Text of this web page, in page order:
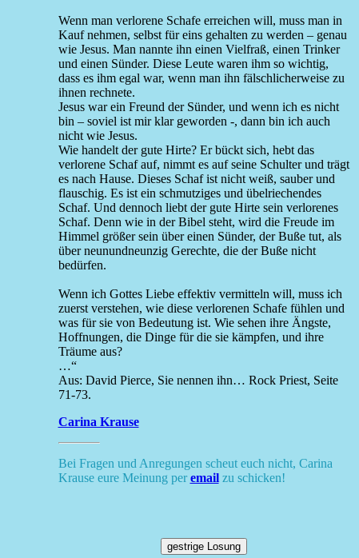
Wenn man verlorene Schafe erreichen will, muss man in
Kauf nehmen, selbst für eins gehalten zu werden – genau
wie Jesus. Man nannte ihn einen Vielfraß, einen Trinker
und einen Sünder. Diese Leute waren ihm so wichtig,
dass es ihm egal war, wenn man ihn fälschlicherweise zu
ihnen rechnete.
Jesus war ein Freund der Sünder, und wenn ich es nicht
bin – soviel ist mir klar geworden -, dann bin ich auch
nicht wie Jesus.
Wie handelt der gute Hirte? Er bückt sich, hebt das
verlorene Schaf auf, nimmt es auf seine Schulter und trägt
es nach Hause. Dieses Schaf ist nicht weiß, sauber und
flauschig. Es ist ein schmutziges und übelriechendes
Schaf. Und dennoch liebt der gute Hirte sein verlorenes
Schaf. Denn wie in der Bibel steht, wird die Freude im
Himmel größer sein über einen Sünder, der Buße tut, als
über neunundneunzig Gerechte, die der Buße nicht
bedürfen.
Wenn ich Gottes Liebe effektiv vermitteln will, muss ich
zuerst verstehen, wie diese verlorenen Schafe fühlen und
was für sie von Bedeutung ist. Wie sehen ihre Ängste,
Hoffnungen, die Dinge für die sie kämpfen, und ihre
Träume aus?
…“
Aus: David Pierce, Sie nennen ihn… Rock Priest, Seite
71-73.
Carina Krause
Bei Fragen und Anregungen scheut euch nicht, Carina
Krause eure Meinung peremailzu schicken!
gestrige Losung